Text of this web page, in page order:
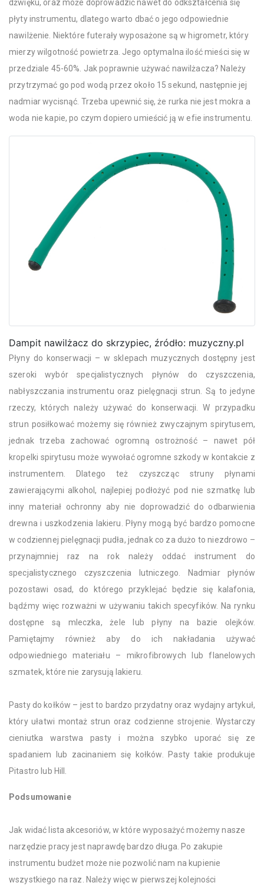
dźwięku, oraz może doprowadzić nawet do odkształcenia się
płyty instrumentu, dlatego warto dbać o jego odpowiednie
nawilżenie. Niektóre futerały wyposażone są w higrometr, który
mierzy wilgotność powietrza. Jego optymalna ilość mieści się w
przedziale 45-60%. Jak poprawnie używać nawilżacza? Należy
przytrzymać go pod wodą przez około 15 sekund, następnie jej
nadmiar wycisnąć. Trzeba upewnić się, że rurka nie jest mokra a
woda nie kapie, po czym dopiero umieścić ją w efie instrumentu.
Dampit nawilżacz do skrzypiec, źródło: muzyczny.pl
Płyny do konserwacji – w sklepach muzycznych dostępny jest
szeroki wybór specjalistycznych płynów do czyszczenia,
nabłyszczania instrumentu oraz pielęgnacji strun. Są to jedyne
rzeczy, których należy używać do konserwacji. W przypadku
strun posiłkować możemy się również zwyczajnym spirytusem,
jednak trzeba zachować ogromną ostrożność – nawet pół
kropelki spirytusu może wywołać ogromne szkody w kontakcie z
instrumentem. Dlatego też czyszcząc struny płynami
zawierającymi alkohol, najlepiej podłożyć pod nie szmatkę lub
inny materiał ochronny aby nie doprowadzić do odbarwienia
drewna i uszkodzenia lakieru. Płyny mogą być bardzo pomocne
w codziennej pielęgnacji pudła, jednak co za dużo to niezdrowo –
przynajmniej raz na rok należy oddać instrument do
specjalistycznego czyszczenia lutniczego. Nadmiar płynów
pozostawi osad, do którego przyklejać będzie się kalafonia,
bądźmy więc rozważni w używaniu takich specyfików. Na rynku
dostępne są mleczka, żele lub płyny na bazie olejków.
Pamiętajmy również aby do ich nakładania używać
odpowiedniego materiału – mikrofibrowych lub flanelowych
szmatek, które nie zarysują lakieru.
Pasty do kołków – jest to bardzo przydatny oraz wydajny artykuł,
który ułatwi montaż strun oraz codzienne strojenie. Wystarczy
cieniutka warstwa pasty i można szybko uporać się ze
spadaniem lub zacinaniem się kołków. Pasty takie produkuje
Pitastro lub Hill.
Podsumowanie
Jak widać lista akcesoriów, w które wyposażyć możemy nasze
narzędzie pracy jest naprawdę bardzo długa. Po zakupie
instrumentu budżet może nie pozwolić nam na kupienie
wszystkiego na raz. Należy więc w pierwszej kolejności